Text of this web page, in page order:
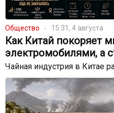
Общество 15:31, 4 августа
Как Китай покоряет
электромобилями, а
Чайная индустрия в Китае